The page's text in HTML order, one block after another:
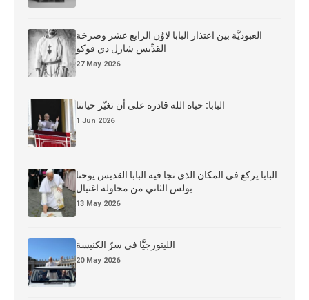
العبوديَّة بين اعتذار البابا لاوُن الرابع عشر وصرخة
القدِّيس شارل دي فوكو
27 May 2026
البابا: حياة الله قادرة على أن تغيّر حياتنا
1 Jun 2026
البابا يركع في المكان الذي نجا فيه البابا القديس يوحنا
بولس الثاني من محاولة اغتيال
13 May 2026
الليتورجيَّا في سرّ الكنيسة
20 May 2026